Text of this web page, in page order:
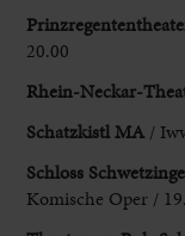
20.00
Rhein-Neckar-
Schatzkistl MA /
Schloss
Komische Oper /